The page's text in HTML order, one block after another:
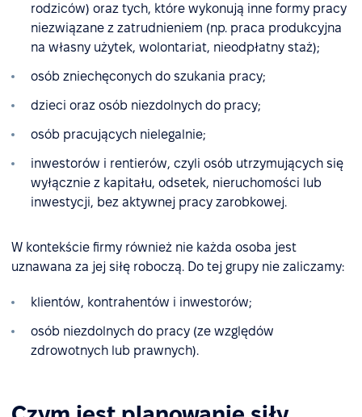
rodziców) oraz tych, które wykonują inne formy pracy
niezwiązane z zatrudnieniem (np. praca produkcyjna
na własny użytek, wolontariat, nieodpłatny staż);
osób zniechęconych do szukania pracy;
dzieci oraz osób niezdolnych do pracy;
osób pracujących nielegalnie;
inwestorów i rentierów, czyli osób utrzymujących się
wyłącznie z kapitału, odsetek, nieruchomości lub
inwestycji, bez aktywnej pracy zarobkowej.
W kontekście firmy również nie każda osoba jest
uznawana za jej siłę roboczą. Do tej grupy nie zaliczamy:
klientów, kontrahentów i inwestorów;
osób niezdolnych do pracy (ze względów
zdrowotnych lub prawnych).